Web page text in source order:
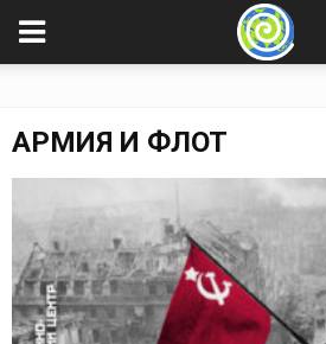
АРМИЯ И ФЛОТ